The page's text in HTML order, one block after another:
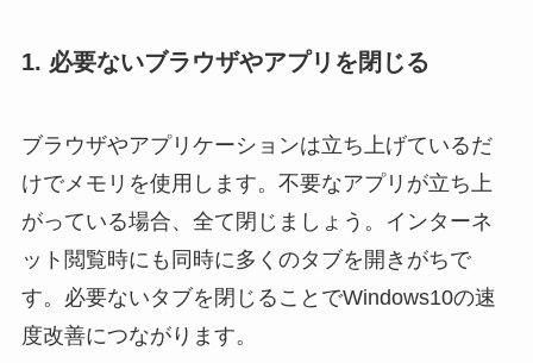
1. 必要ないブラウザやアプリを閉じる
ブラウザやアプリケーションは立ち上げているだ
けでメモリを使用します。不要なアプリが立ち上
がっている場合、全て閉じましょう。インターネ
ット閲覧時にも同時に多くのタブを開きがちで
す。必要ないタブを閉じることでWindows10の速
度改善につながります。